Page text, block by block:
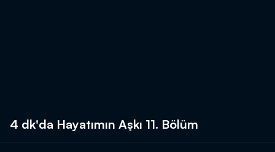
4 dk'da Hayatımın Aşkı 11. Bölüm